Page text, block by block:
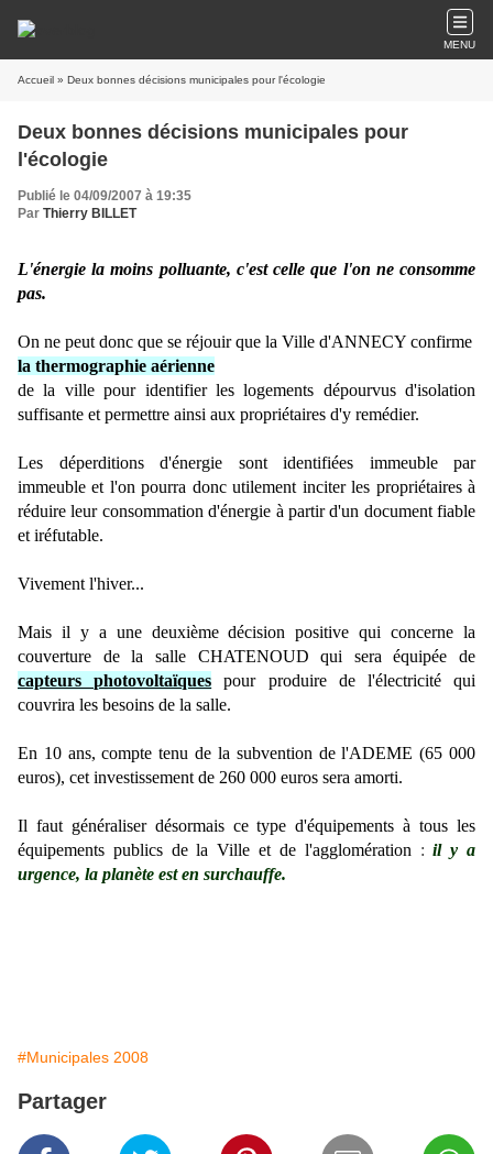
MENU
Accueil » Deux bonnes décisions municipales pour l'écologie
Deux bonnes décisions municipales pour
l'écologie
Publié le 04/09/2007 à 19:35
Par Thierry BILLET
L'énergie la moins polluante, c'est celle que l'on ne consomme
pas.
On ne peut donc que se réjouir que la Ville d'ANNECY confirme
la thermographie aérienne
de la ville pour identifier les logements dépourvus d'isolation
suffisante et permettre ainsi aux propriétaires d'y remédier.
Les déperditions d'énergie sont identifiées immeuble par
immeuble et l'on pourra donc utilement inciter les propriétaires à
réduire leur consommation d'énergie à partir d'un document fiable
et iréfutable.
Vivement l'hiver...
Mais il y a une deuxième décision positive qui concerne la
couverture de la salle CHATENOUD qui sera équipée de
capteurs photovoltaïques pour produire de l'électricité qui
couvrira les besoins de la salle.
En 10 ans, compte tenu de la subvention de l'ADEME (65 000
euros), cet investissement de 260 000 euros sera amorti.
Il faut généraliser désormais ce type d'équipements à tous les
équipements publics de la Ville et de l'agglomération :il y a
urgence, la planète est en surchauffe.
#Municipales 2008
Partager